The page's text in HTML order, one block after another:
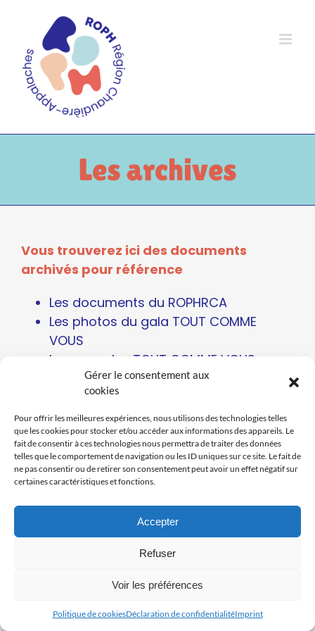
Gérer le consentement aux
cookies
Pour offrir les meilleures expériences, nous utilisons des technologies telles
que les cookies pour stocker et/ou accéder aux informations des appareils. Le
fait de consentir à ces technologies nous permettra de traiter des données
telles que le comportement de navigation ou les ID uniques sur ce site. Le fait de
ne pas consentir ou de retirer son consentement peut avoir un effet négatif sur
certaines caractéristiques et fonctions.
Accepter
Refuser
Voir les préférences
Politique de cookiesDéclaration de confidentialitéImprint
contenu
Les archives
Vous trouverez ici des documents
archivés pour référence
Les documents du ROPHRCA
Les photos du gala TOUT COMME
VOUS
Les capsules TOUT COMME VOUS